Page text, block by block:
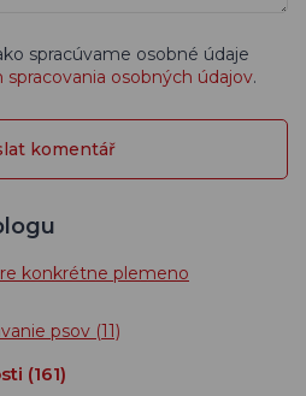
spracúvame osobné údaje
spracovania osobných údajov.
konkrétne plemeno
psov (11)
(161)